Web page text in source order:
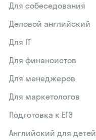
Для собеседования
Деловой английский
Для IT
Для финансистов
Для менеджеров
Для маркетологов
Подготовка к ЕГЭ
Английский для детей